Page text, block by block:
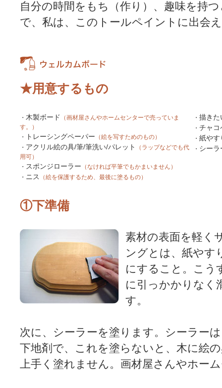
自分の時間をもち（作り）、趣味を持
で、私は、このトールペイントに出会
★用意するもの
・ 木製ボード
（画材屋さんやホームセンターで売っていま
す。）
・
トレーシングペーパー （絵を写すためのもの）
・ アクリル絵の具/筆/筆洗い/パレット
（ラップなどでも代
用可）
・ スポンジローラー （なければ平筆でもかまいません）
・ ニス （絵を保護するため、最後に塗るもの）
・ 描きた
・ チャコ
・ 紙やす
・ シーラ
①下準備
素材の表面を軽く
ングとは、紙やす
にすること。こう
に引っかかりなく
す。
次に、シーラーを塗ります。シーラー
下地剤で、これを塗らないと、木に絵
上手く塗れません。画材屋さんやホー